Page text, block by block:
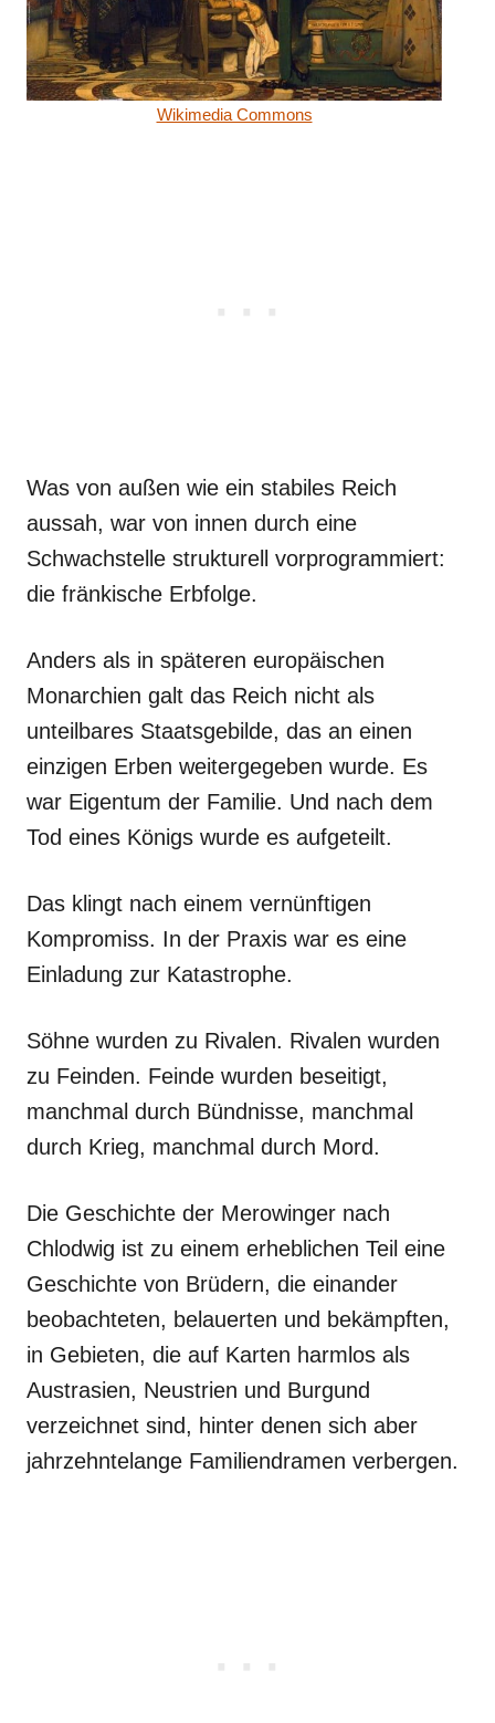
Wikimedia Commons
Was von außen wie ein stabiles Reich
aussah, war von innen durch eine
Schwachstelle strukturell vorprogrammiert:
die fränkische Erbfolge.
Anders als in späteren europäischen
Monarchien galt das Reich nicht als
unteilbares Staatsgebilde, das an einen
einzigen Erben weitergegeben wurde. Es
war Eigentum der Familie. Und nach dem
Tod eines Königs wurde es aufgeteilt.
Das klingt nach einem vernünftigen
Kompromiss. In der Praxis war es eine
Einladung zur Katastrophe.
Söhne wurden zu Rivalen. Rivalen wurden
zu Feinden. Feinde wurden beseitigt,
manchmal durch Bündnisse, manchmal
durch Krieg, manchmal durch Mord.
Die Geschichte der Merowinger nach
Chlodwig ist zu einem erheblichen Teil eine
Geschichte von Brüdern, die einander
beobachteten, belauerten und bekämpften,
in Gebieten, die auf Karten harmlos als
Austrasien, Neustrien und Burgund
verzeichnet sind, hinter denen sich aber
jahrzehntelange Familiendramen verbergen.